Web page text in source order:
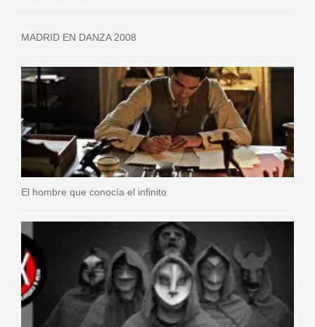
MADRID EN DANZA 2008
El hombre que conocía el infinito